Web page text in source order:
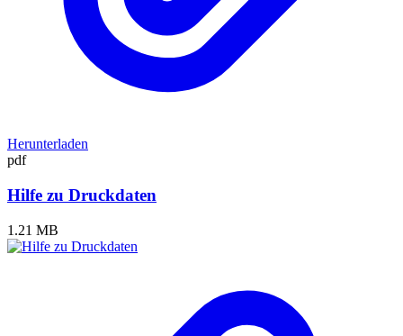
Herunterladen
pdf
Hilfe zu Druckdaten
1.21 MB